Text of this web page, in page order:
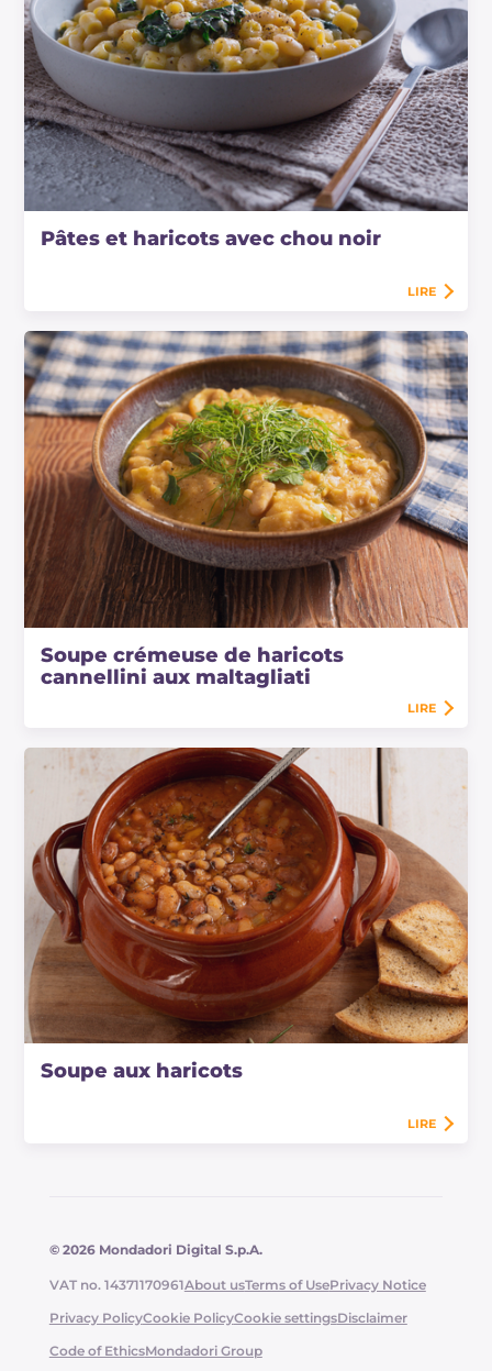
Pâtes et haricots avec chou noir
LIRE
Soupe crémeuse de haricots
cannellini aux maltagliati
LIRE
Soupe aux haricots
LIRE
© 2026 Mondadori Digital S.p.A.
VAT no. 14371170961About usTerms of UsePrivacy Notice
Privacy PolicyCookie PolicyCookie settingsDisclaimer
Code of EthicsMondadori Group